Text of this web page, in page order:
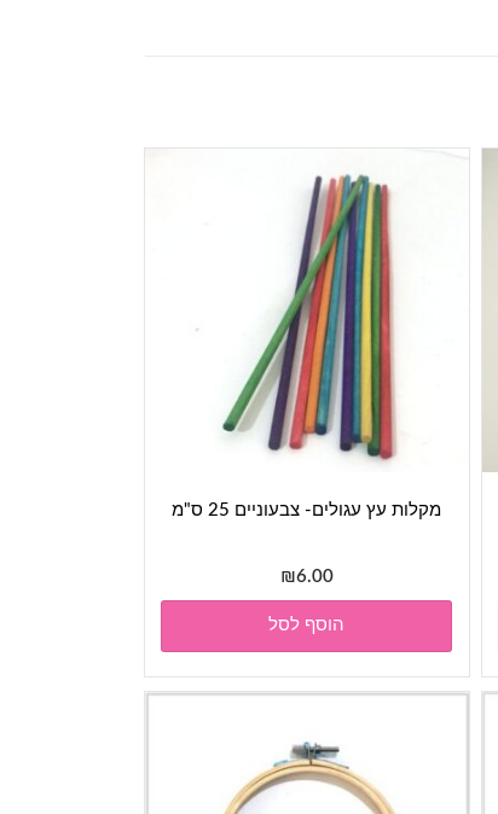
מקלות עץ עגולים- צבעוניים 25 ס"מ
₪6.00
הוסף לסל